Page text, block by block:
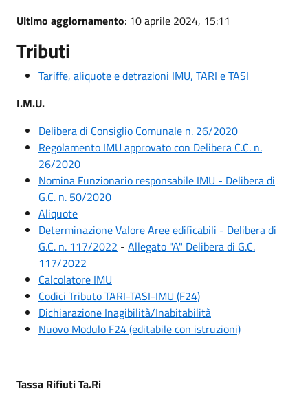
Ultimo aggiornamento: 10 aprile 2024, 15:11
Tributi
Tariffe, aliquote e detrazioni IMU, TARI e TASI
I.M.U.
Delibera di Consiglio Comunale n. 26/2020
Regolamento IMU approvato con Delibera C.C. n.
26/2020
Nomina Funzionario responsabile IMU - Delibera di
G.C. n. 50/2020
Aliquote
Determinazione Valore Aree edificabili - Delibera di
G.C. n. 117/2022 - Allegato "A" Delibera di G.C.
117/2022
Calcolatore IMU
Codici Tributo TARI-TASI-IMU (F24)
Dichiarazione Inagibilità/Inabitabilità
Nuovo Modulo F24 (editabile con istruzioni)
Tassa Rifiuti Ta.Ri